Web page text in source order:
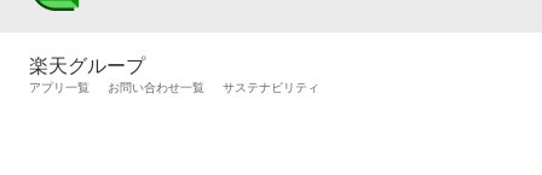
メンテナンス管理
タイヤ交換サービス
自動車カタログ 自動車保険
楽天グループ
アプリ一覧 お問い合わせ一覧 サステナビリティ